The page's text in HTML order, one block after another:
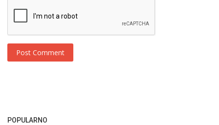
Post Comment
POPULARNO